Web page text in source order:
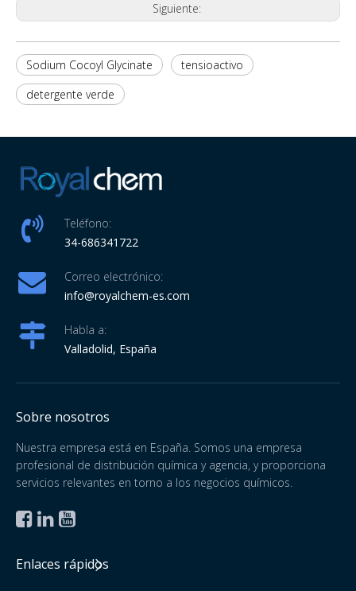
Siguiente:
Sodium Cocoyl Glycinate
tensioactivo
detergente verde
Teléfono:
34-686341722
Correo electrónico:
info@royalchem-es.com
Habla a:
Valladolid, España
Sobre nosotros
Nuestra empresa está en España. Somos una empresa
profesional de distribución química y agencia, y proporciona
servicios relevantes en torno a los negocios químicos.
  
Enlaces rápidos